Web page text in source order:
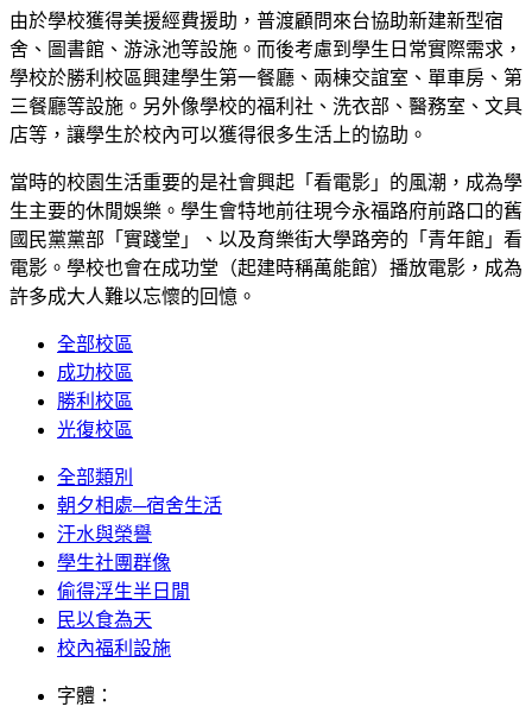
由於學校獲得美援經費援助，普渡顧問來台協助新建新型宿
舍、圖書館、游泳池等設施。而後考慮到學生日常實際需求，
學校於勝利校區興建學生第一餐廳、兩棟交誼室、單車房、第
三餐廳等設施。另外像學校的福利社、洗衣部、醫務室、文具
店等，讓學生於校內可以獲得很多生活上的協助。
當時的校園生活重要的是社會興起「看電影」的風潮，成為學
生主要的休閒娛樂。學生會特地前往現今永福路府前路口的舊
國民黨黨部「實踐堂」、以及育樂街大學路旁的「青年館」看
電影。學校也會在成功堂（起建時稱萬能館）播放電影，成為
許多成大人難以忘懷的回憶。
全部校區
成功校區
勝利校區
光復校區
全部類別
朝夕相處─宿舍生活
汗水與榮譽
學生社團群像
偷得浮生半日閒
民以食為天
校內福利設施
字體：